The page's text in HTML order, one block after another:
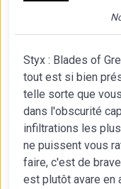
Styx : Blades of
tout est si bien
telle sorte que
dans l'obscurité
infiltrations les
ne puissent vous
faire, c'est de
est plutôt avare en